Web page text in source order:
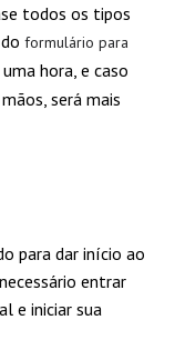
todos os tipos
formulário para
hora, e caso
será mais
para dar início ao
entrar
e iniciar sua